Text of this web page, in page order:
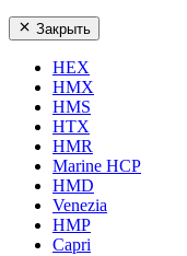
Закрыть
HEX
HMX
HMS
HTX
HMR
Marine HCP
HMD
Venezia
HMP
Capri